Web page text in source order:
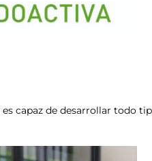
capaz de desarrollar todo